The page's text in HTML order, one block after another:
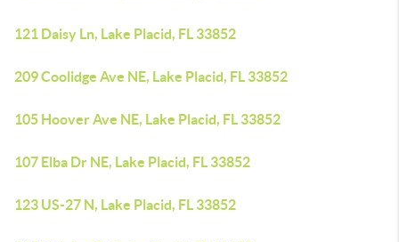
121 Daisy Ln, Lake Placid, FL 33852
209 Coolidge Ave NE, Lake Placid, FL 33852
105 Hoover Ave NE, Lake Placid, FL 33852
107 Elba Dr NE, Lake Placid, FL 33852
123 US-27 N, Lake Placid, FL 33852